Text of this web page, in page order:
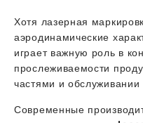
Хотя лазерная
аэродинамические
играет важную роль в
прослеживаемости
частями и обслуживании
Современные